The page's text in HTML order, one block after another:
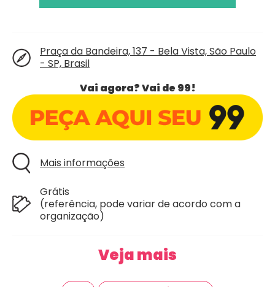
Praça da Bandeira, 137 - Bela Vista, São Paulo
- SP, Brasil
Vai agora? Vai de 99!
Mais informações
Grátis
(referência, pode variar de acordo com a
organização)
Veja mais